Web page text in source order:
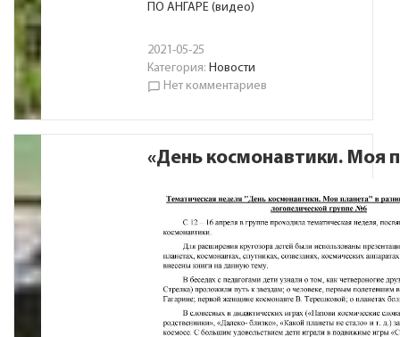
ПО АНГАРЕ (видео)
2021-05-25
Категория: Новости
chat_bubble_outline Нет комментариев
«День космонавтики. Моя